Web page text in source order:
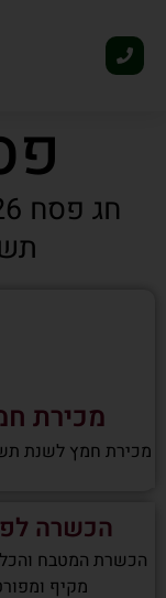
מכירת
מכירת חמץ לשנת תשפ"ו
הכשרה
הכשרת המטבח
מקיף